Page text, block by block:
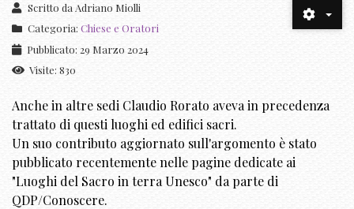
Scritto da Adriano Miolli
Categoria: Chiese e Oratori
Pubblicato: 29 Marzo 2024
Visite: 830
Anche in altre sedi Claudio Rorato aveva in precedenza
trattato di questi luoghi ed edifici sacri.
Un suo contributo aggiornato sull'argomento è stato
pubblicato recentemente nelle pagine dedicate ai
"Luoghi del Sacro in terra Unesco" da parte di
QDP/Conoscere.